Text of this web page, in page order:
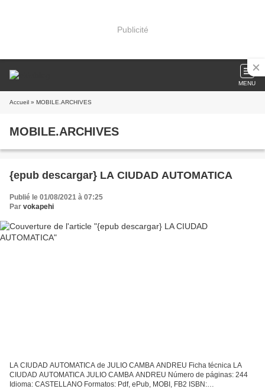
Publicité
MENU
Accueil » MOBILE.ARCHIVES
MOBILE.ARCHIVES
{epub descargar} LA CIUDAD AUTOMATICA
Publié le 01/08/2021 à 07:25
Par vokapehi
LA CIUDAD AUTOMATICA de JULIO CAMBA ANDREU Ficha técnica LA
CIUDAD AUTOMATICA JULIO CAMBA ANDREU Número de páginas: 244
Idioma: CASTELLANO Formatos: Pdf, ePub, MOBI, FB2 ISBN: